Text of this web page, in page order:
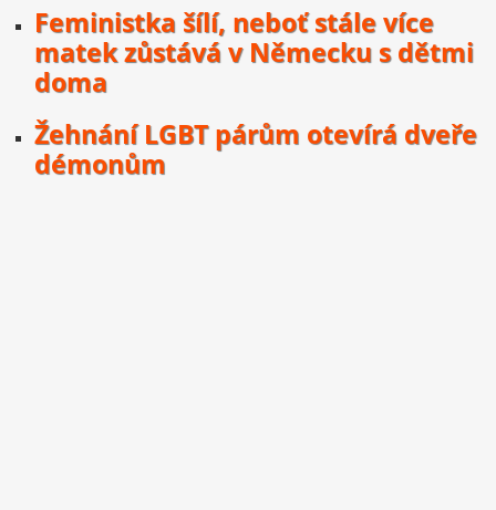
Feministka šílí, neboť stále více
matek zůstává v Německu s dětmi
doma
Žehnání LGBT párům otevírá dveře
démonům